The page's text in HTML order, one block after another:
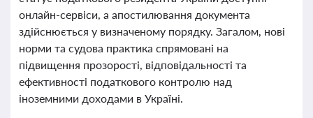
онлайн-сервіси, а апостилювання документа
здійснюється у визначеному порядку. Загалом, нові
норми та судова практика спрямовані на
підвищення прозорості, відповідальності та
ефективності податкового контролю над
іноземними доходами в Україні.